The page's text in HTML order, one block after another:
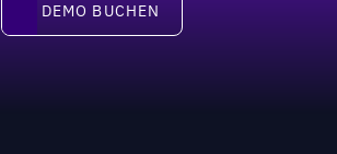
DEMO BUCHEN
DEMO BUCHEN